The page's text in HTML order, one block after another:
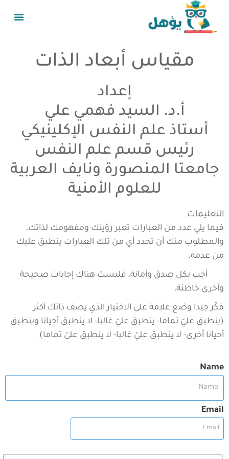
مقياس أبعاد الذات
إعداد
أ.د. السيد فهمي علي
أستاذ علم النفس الإكلينيكي
رئيس قسم علم النفس
جامعتا المنصورة ونايف العربية
للعلوم الأمنية
التعليمات
فيما يلي عدد من العبارات تعبر رؤيتك ومفهومك لذاتك،
والمطلوب منك أن تحدد أي من تلك العبارات ينطبق عليك
من عدمه.
أجب بكل صدق وأمانة، فليست هناك إجابات صحيحة
وأخرى خاطئة،
فكّر جيدا وضع علامة على الاختيار الذي يصف ذاتك أكثر
(ينطبق عليّ تماما- ينطبق عليّ غالبا- لا ينطبق أحيانا وينطبق
أحيانا أخرى- لا ينطبق عليّ غالبا- لا ينطبق علىّ تماما).
Name
Email